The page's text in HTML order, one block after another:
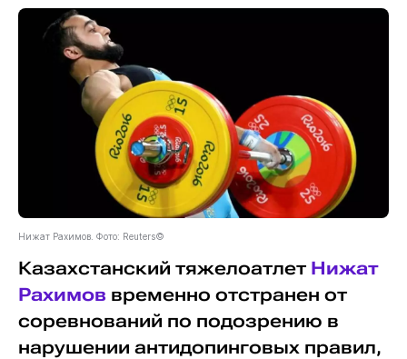
Нижат Рахимов. Фото: Reuters©
Казахстанский тяжелоатлет Нижат
Рахимов временно отстранен от
соревнований по подозрению в
нарушении антидопинговых правил,